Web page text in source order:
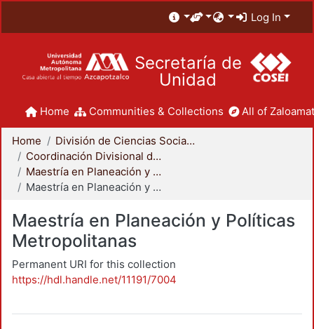
Log In
Secretaría de
Unidad
Home Communities & Collections All of
Home
División de Ciencias Sociales y Humanidades
Coordinación Divisional de Posgrado
Maestría en Planeación y Políticas Metropolitanas
Maestría en Planeación y Políticas Metropolitanas
Maestría en Planeación y Políticas
Metropolitanas
Permanent URI for this collection
https://hdl.handle.net/11191/7004